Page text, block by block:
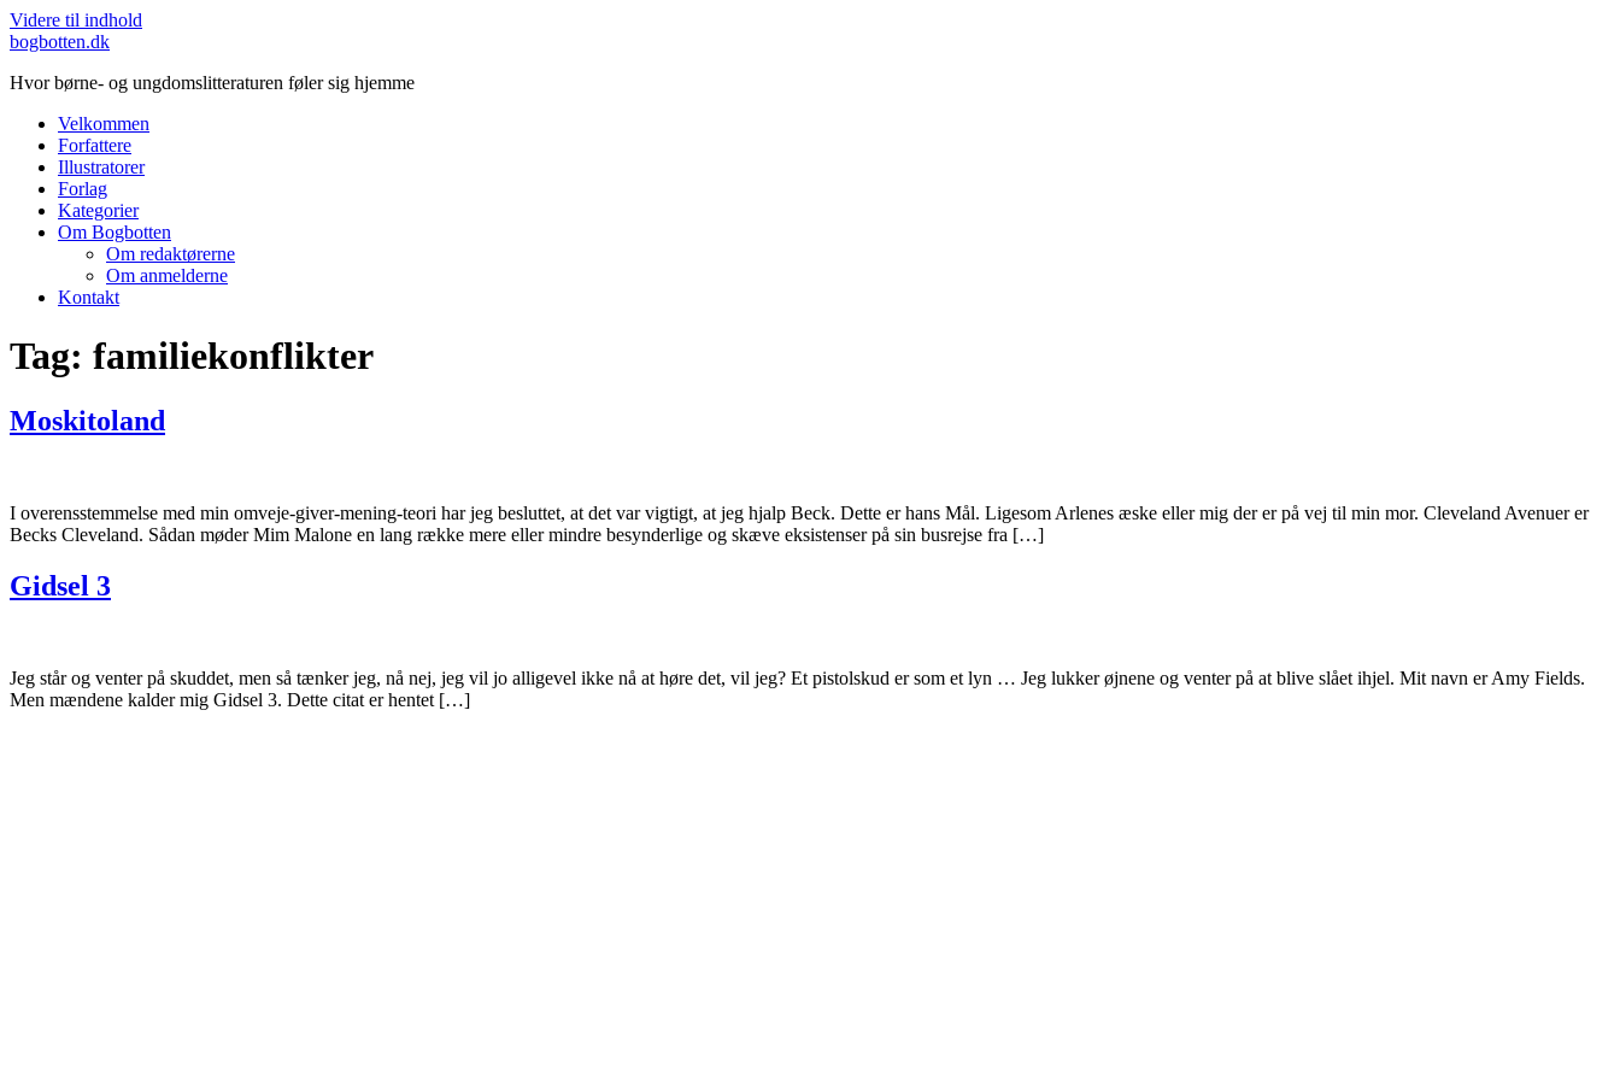
Videre til indhold
bogbotten.dk
Hvor børne- og ungdomslitteraturen føler sig hjemme
Velkommen
Forfattere
Illustratorer
Forlag
Kategorier
Om Bogbotten
Om redaktørerne
Om anmelderne
Kontakt
Tag: familiekonflikter
Moskitoland
I overensstemmelse med min omveje-giver-mening-teori har jeg besluttet, at det var vigtigt, at jeg hjalp Beck. Dette er hans Mål. Ligesom Arlenes æske eller mig der er på vej til min mor. Cleveland Avenuer er
Becks Cleveland. Sådan møder Mim Malone en lang række mere eller mindre besynderlige og skæve eksistenser på sin busrejse fra […]
Gidsel 3
Jeg står og venter på skuddet, men så tænker jeg, nå nej, jeg vil jo alligevel ikke nå at høre det, vil jeg? Et pistolskud er som et lyn … Jeg lukker øjnene og venter på at blive slået ihjel. Mit navn er Amy Fields.
Men mændene kalder mig Gidsel 3. Dette citat er hentet […]